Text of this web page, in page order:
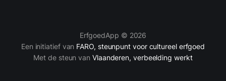
ErfgoedApp © 2026
Een initiatief van FARO, steunpunt voor cultureel erfgoed
Met de steun van Vlaanderen, verbeelding werkt